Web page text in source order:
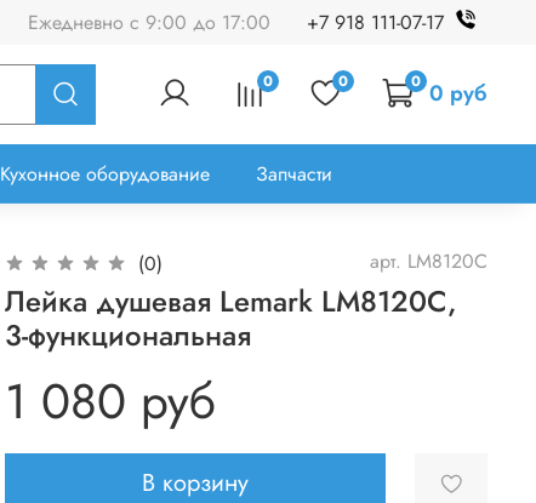
Ежедневно с 9:00 до 17:00 +7 918 111-07-17
0 0 0 0 руб
Кухонное оборудование Запчасти
(0)
арт. LM8120C
Лейка душевая Lemark LM8120C,
3-функциональная
1 080 руб
В корзину